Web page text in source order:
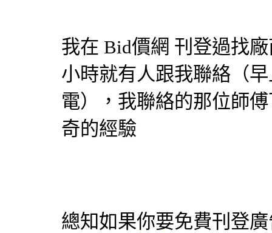
我在 Bid價網 刊登過找
小時就有人跟我聯絡（
電），我聯絡的那位師
奇的經驗
總知如果你要免費刊登